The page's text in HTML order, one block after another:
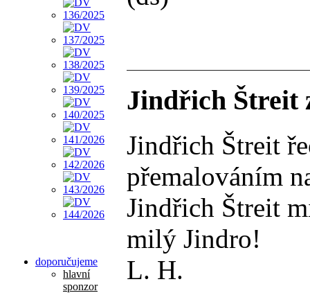
doporučujeme
hlavní
sponzor
Jindřich Štreit
Jindřich Štreit
přemalováním
Jindřich Štreit
milý Jindro!
L. H.